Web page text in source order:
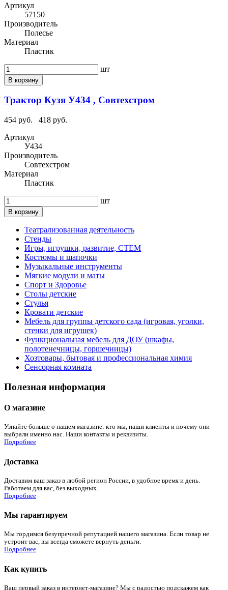
Артикул
57150
Производитель
Полесье
Материал
Пластик
шт
В корзину
Трактор Кузя У434 , Совтехстром
454 руб.
418 руб.
Артикул
У434
Производитель
Совтехстром
Материал
Пластик
шт
В корзину
Театрализованная деятельность
Стенды
Игры, игрушки, развитие, СТЕМ
Костюмы и шапочки
Музыкальные инструменты
Мягкие модули и маты
Спорт и Здоровье
Столы детские
Стулья
Кровати детские
Мебель для группы детского сада (игровая, уголки,
стенки для игрушек)
Функциональная мебель для ДОУ (шкафы,
полотенечницы, горшечницы)
Хозтовары, бытовая и профессиональная химия
Сенсорная комната
Полезная информация
О магазине
Узнайте больше о нашем магазине: кто мы, наши клиенты и почему они
выбрали именно нас. Наши контакты и реквизиты.
Подробнее
Доставка
Доставим ваш заказ в любой регион России, в удобное время и день.
Работаем для вас, без выходных.
Подробнее
Мы гарантируем
Мы гордимся безупречной репутацией нашего магазина. Если товар не
устроит вас, вы всегда сможете вернуть деньги.
Подробнее
Как купить
Ваш первый заказ в интернет-магазине? Мы с радостью подскажем как